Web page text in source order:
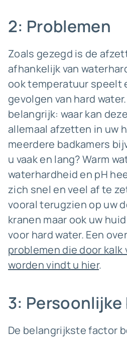
2: Problemen
Zoals gezegd is de
afhankelijk van
ook temperatuur speelt
gevolgen van hard
belangrijk: waar kan
allemaal afzetten in uw
meerdere badkamers
u vaak en lang? Warm
waterhardheid en pH
zich snel en veel af te
vooral terugzien op uw
kranen maar ook uw
voor hard water. Een
problemen die door kalk
worden vindt u hier.
3:
De belangrijkste factor